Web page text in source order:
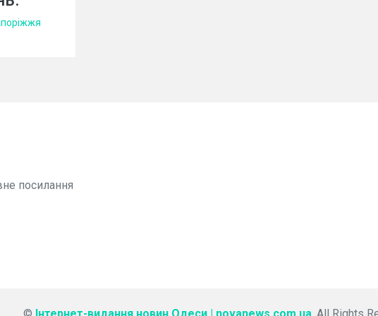
посилання
© Інтернет-видання новин Одеси | novanews.com.ua . All Rights